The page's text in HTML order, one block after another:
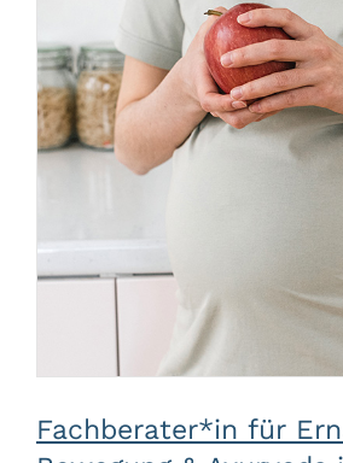
Fachberater*in für